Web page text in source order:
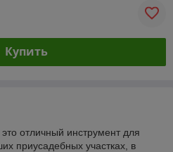
Купить
отличный инструмент для
приусадебных участках, в